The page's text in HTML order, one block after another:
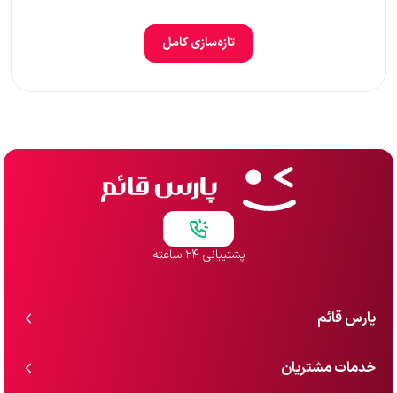
تازه‌سازی کامل
پشتیبانی ۲۴ ساعته
پارس قائم
خدمات مشتریان